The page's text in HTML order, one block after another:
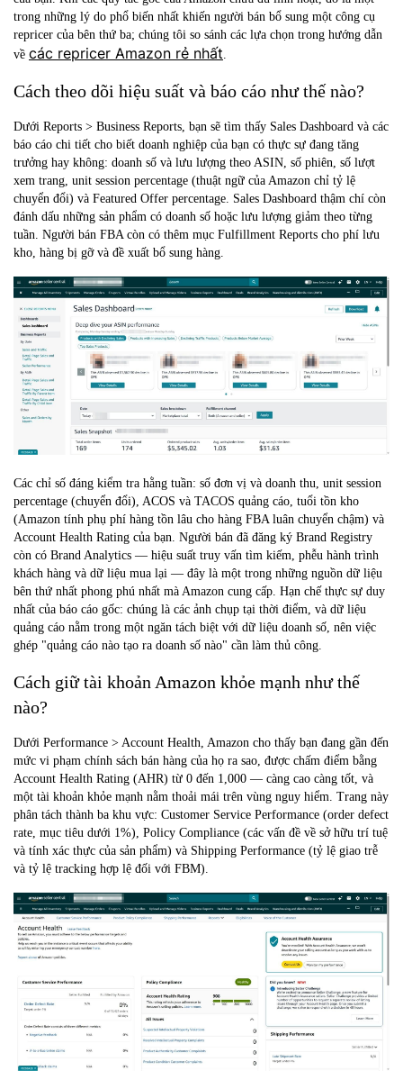
trong những lý do phổ biến nhất khiến người bán bổ sung một công cụ
repricer của bên thứ ba; chúng tôi so sánh các lựa chọn trong hướng dẫn
về các repricer Amazon rẻ nhất.
Cách theo dõi hiệu suất và báo cáo như thế nào?
Dưới Reports > Business Reports, bạn sẽ tìm thấy Sales Dashboard và các
báo cáo chi tiết cho biết doanh nghiệp của bạn có thực sự đang tăng
trưởng hay không: doanh số và lưu lượng theo ASIN, số phiên, số lượt
xem trang, unit session percentage (thuật ngữ của Amazon chỉ tỷ lệ
chuyển đổi) và Featured Offer percentage. Sales Dashboard thậm chí còn
đánh dấu những sản phẩm có doanh số hoặc lưu lượng giảm theo từng
tuần. Người bán FBA còn có thêm mục Fulfillment Reports cho phí lưu
kho, hàng bị gỡ và đề xuất bổ sung hàng.
Các chỉ số đáng kiểm tra hằng tuần: số đơn vị và doanh thu, unit session
percentage (chuyển đổi), ACOS và TACOS quảng cáo, tuổi tồn kho
(Amazon tính phụ phí hàng tồn lâu cho hàng FBA luân chuyển chậm) và
Account Health Rating của bạn. Người bán đã đăng ký Brand Registry
còn có Brand Analytics — hiệu suất truy vấn tìm kiếm, phễu hành trình
khách hàng và dữ liệu mua lại — đây là một trong những nguồn dữ liệu
bên thứ nhất phong phú nhất mà Amazon cung cấp. Hạn chế thực sự duy
nhất của báo cáo gốc: chúng là các ảnh chụp tại thời điểm, và dữ liệu
quảng cáo nằm trong một ngăn tách biệt với dữ liệu doanh số, nên việc
ghép "quảng cáo nào tạo ra doanh số nào" cần làm thủ công.
Cách giữ tài khoản Amazon khỏe mạnh như thế
nào?
Dưới Performance > Account Health, Amazon cho thấy bạn đang gần đến
mức vi phạm chính sách bán hàng của họ ra sao, được chấm điểm bằng
Account Health Rating (AHR) từ 0 đến 1,000 — càng cao càng tốt, và
một tài khoản khỏe mạnh nằm thoải mái trên vùng nguy hiểm. Trang này
phân tách thành ba khu vực: Customer Service Performance (order defect
rate, mục tiêu dưới 1%), Policy Compliance (các vấn đề về sở hữu trí tuệ
và tính xác thực của sản phẩm) và Shipping Performance (tỷ lệ giao trễ
và tỷ lệ tracking hợp lệ đối với FBM).